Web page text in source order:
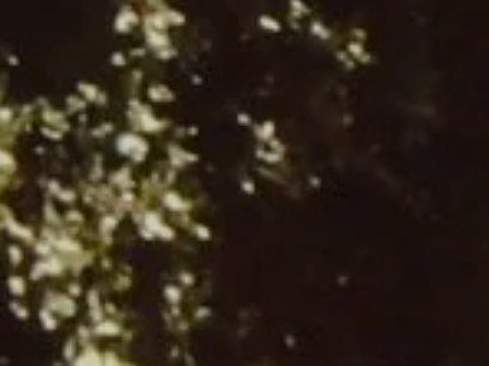
Arrivée
Arrivée